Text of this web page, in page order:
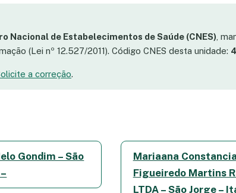
Nacional de Estabelecimentos de Saúde (CNES) ,
(Lei nº 12.527/2011). Código CNES desta unidade:
a correção.
Gondim – São
Mariaana
Figueiredo Martins
LTDA – São Jorge –